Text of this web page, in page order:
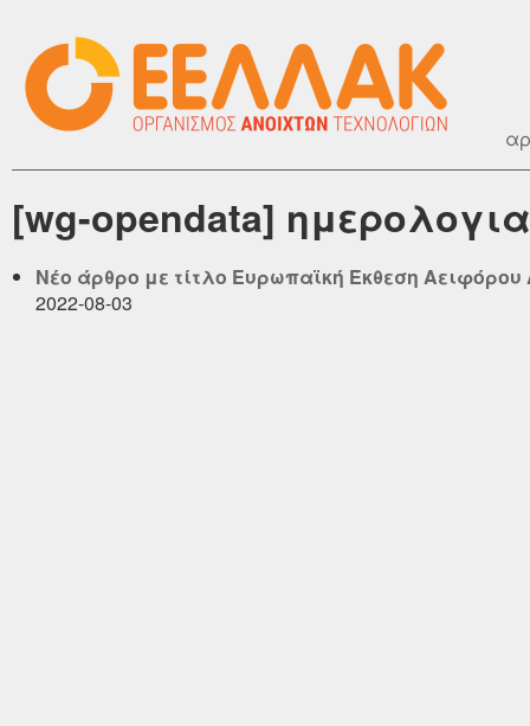
[wg-opendata]
Νέο άρθρο με τίτλο Ευρωπαϊκή Έκθεση Αειφόρου
2022-08-03